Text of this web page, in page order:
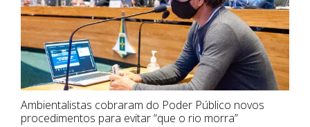
Ambientalistas cobraram do Poder Público novos
procedimentos para evitar “que o rio morra”